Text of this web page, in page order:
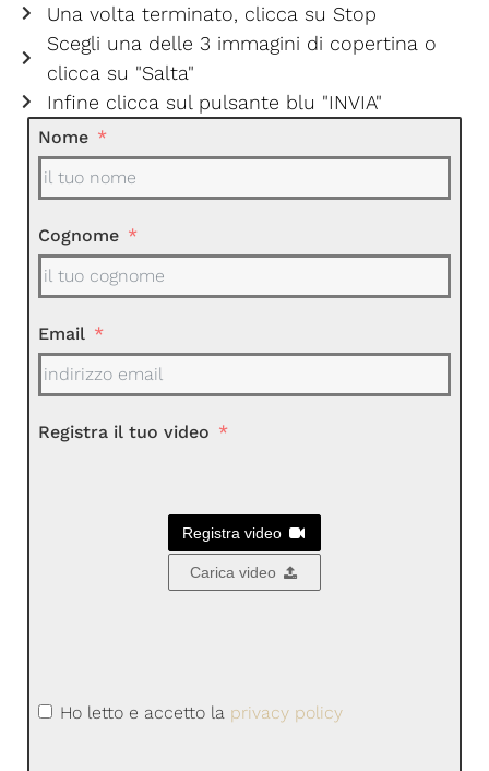
Una volta terminato, clicca su Stop
Scegli una delle 3 immagini di copertina o
clicca su "Salta"
Infine clicca sul pulsante blu "INVIA"
Nome
Cognome
Email
Registra il tuo video
Registra video
Carica video
Ho letto e accetto la privacy policy